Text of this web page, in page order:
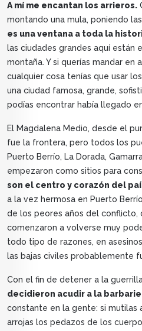
A mí me encantan los arrieros.
montando una mula, poniendo
es una ventana a toda la
las ciudades grandes aquí están
montaña. Y si querías mandar en
cualquier cosa tenías que usar
una ciudad famosa, grande,
podías encontrar había llegado
El Magdalena Medio, desde el
fue la frontera, pero todos los
Puerto Berrío, La Dorada,
empezaron como sitios para
son el centro y corazón del
a la vez hermosa en Puerto
de los peores años del conflicto,
comenzaron a volverse muy
todo tipo de razones, en
las bajas civiles probablemente
Con el fin de detener a la
decidieron acudir a la barbarie
constante en la gente: si mutilas
arrojas los pedazos de los